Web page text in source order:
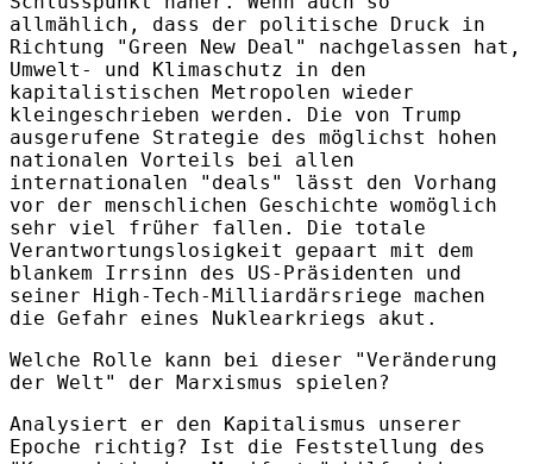
allmählich, dass der politische Druck in
Richtung "Green New Deal" nachgelassen hat,
Umwelt- und Klimaschutz in den
kapitalistischen Metropolen wieder
kleingeschrieben werden. Die von Trump
ausgerufene Strategie des möglichst hohen
nationalen Vorteils bei allen
internationalen "deals" lässt den Vorhang
vor der menschlichen Geschichte womöglich
sehr viel früher fallen. Die totale
Verantwortungslosigkeit gepaart mit dem
blankem Irrsinn des US-Präsidenten und
seiner High-Tech-Milliardärsriege machen
die Gefahr eines Nuklearkriegs akut.
Welche Rolle kann bei dieser "Veränderung
der Welt" der Marxismus spielen?
Analysiert er den Kapitalismus unserer
Epoche richtig? Ist die Feststellung des